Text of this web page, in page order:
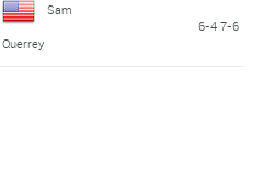
Sam
Querrey
6-4 7-6